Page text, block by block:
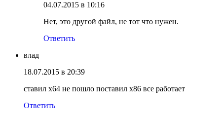
04.07.2015 в 10:16
Нет, это другой файл, не тот что нужен.
Ответить
влад
18.07.2015 в 20:39
ставил x64 не пошло поставил x86 все работает
Ответить